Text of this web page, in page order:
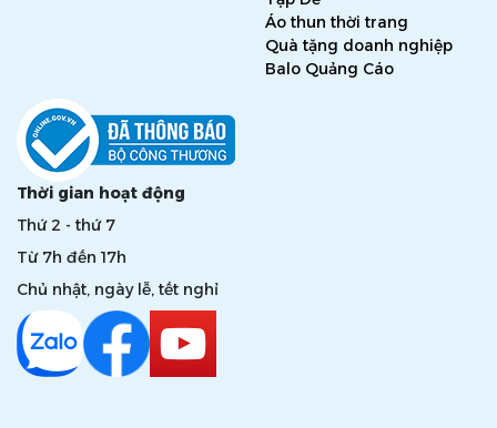
Áo thun thời trang
Quà tặng doanh nghiệp
Balo Quảng Cáo
Thời gian hoạt động
Thứ 2 - thứ 7
Từ 7h đến 17h
Chủ nhật, ngày lễ, tết nghỉ